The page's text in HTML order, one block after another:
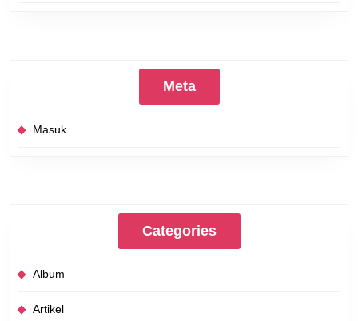
Meta
Masuk
Categories
Album
Artikel